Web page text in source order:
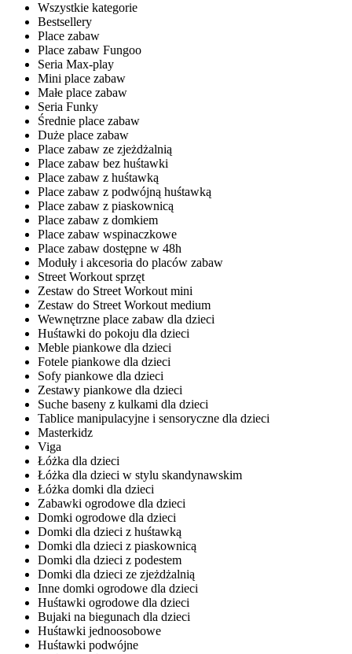
Wszystkie kategorie
Bestsellery
Place zabaw
Place zabaw Fungoo
Seria Max-play
Mini place zabaw
Małe place zabaw
Seria Funky
Średnie place zabaw
Duże place zabaw
Place zabaw ze zjeżdżalnią
Place zabaw bez huśtawki
Place zabaw z huśtawką
Place zabaw z podwójną huśtawką
Place zabaw z piaskownicą
Place zabaw z domkiem
Place zabaw wspinaczkowe
Place zabaw dostępne w 48h
Moduły i akcesoria do placów zabaw
Street Workout sprzęt
Zestaw do Street Workout mini
Zestaw do Street Workout medium
Wewnętrzne place zabaw dla dzieci
Huśtawki do pokoju dla dzieci
Meble piankowe dla dzieci
Fotele piankowe dla dzieci
Sofy piankowe dla dzieci
Zestawy piankowe dla dzieci
Suche baseny z kulkami dla dzieci
Tablice manipulacyjne i sensoryczne dla dzieci
Masterkidz
Viga
Łóżka dla dzieci
Łóżka dla dzieci w stylu skandynawskim
Łóżka domki dla dzieci
Zabawki ogrodowe dla dzieci
Domki ogrodowe dla dzieci
Domki dla dzieci z huśtawką
Domki dla dzieci z piaskownicą
Domki dla dzieci z podestem
Domki dla dzieci ze zjeżdżalnią
Inne domki ogrodowe dla dzieci
Huśtawki ogrodowe dla dzieci
Bujaki na biegunach dla dzieci
Huśtawki jednoosobowe
Huśtawki podwójne